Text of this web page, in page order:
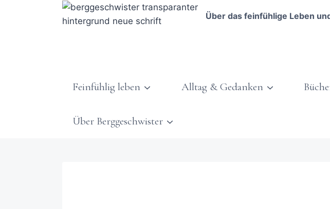
Über das feinfühlige Leben
Feinfühlig leben Alltag & Gedanken
Über Berggeschwister